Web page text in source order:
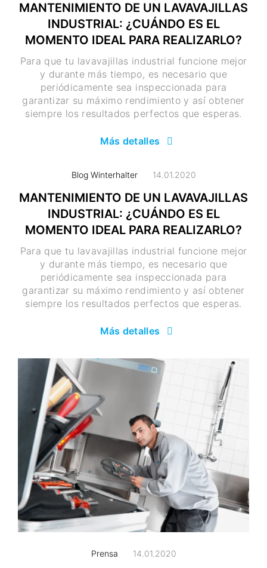
MANTENIMIENTO DE UN LAVAVAJILLAS
INDUSTRIAL: ¿CUÁNDO ES EL
MOMENTO IDEAL PARA REALIZARLO?
Para que tu lavavajillas industrial funcione mejor
y durante más tiempo, es necesario que
periódicamente sea inspeccionada para
garantizar su máximo rendimiento y así obtener
siempre los resultados perfectos que esperas.
Más detalles
Blog Winterhalter 14.01.2020
MANTENIMIENTO DE UN LAVAVAJILLAS
INDUSTRIAL: ¿CUÁNDO ES EL
MOMENTO IDEAL PARA REALIZARLO?
Para que tu lavavajillas industrial funcione mejor
y durante más tiempo, es necesario que
periódicamente sea inspeccionada para
garantizar su máximo rendimiento y así obtener
siempre los resultados perfectos que esperas.
Más detalles
Prensa 14.01.2020